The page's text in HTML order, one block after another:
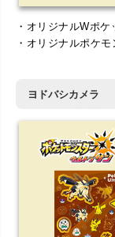
・オリジナルWポ
・オリジナルポケ
ヨドバシカメラ